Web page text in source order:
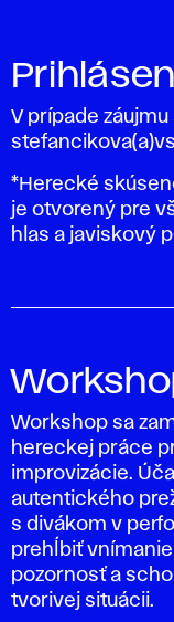
V prípade
*Herecké
je otvorený pre
hlas a javiskový
Workshop sa
hereckej práce
improvizácie.
autentického
s divákom v
prehĺbiť
pozornosť a
tvorivej situácii.